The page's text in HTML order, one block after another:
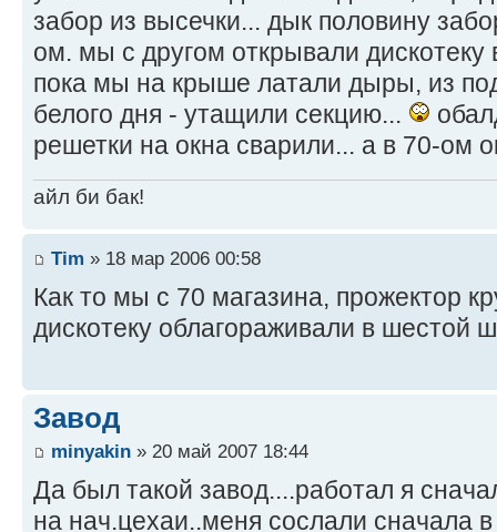
забор из высечки... дык половину
ом. мы с другом открывали дискотеку
пока мы на крыше латали дыры, из
белого дня - утащили секцию...
решетки на окна сварили... а в 70-ом
айл би бак!
Tim » 18 мар 2006 00:58
Как то мы с 70 магазина, прожектор
дискотеку облагораживали в шестой
Завод
minyakin » 20 май 2007 18:44
Да был такой завод....работал я
на нач.цехаи..меня сослали сначала